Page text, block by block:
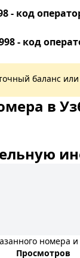
- код
- код
баланс
в
номера
Просмотров